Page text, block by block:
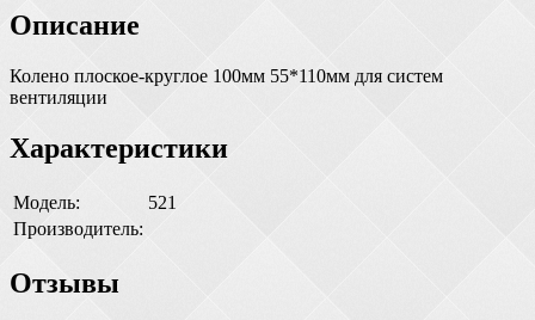
Описание
Колено плоское-круглое 100мм 55*110мм для систем
вентиляции
Характеристики
Модель:
521
Производитель:
Отзывы